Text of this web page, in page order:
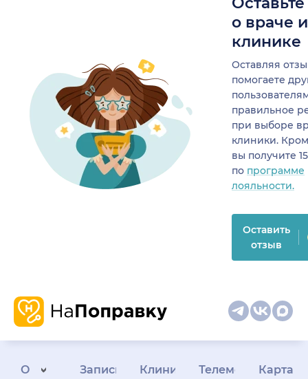
о враче
клинике
Оставляя
помогаете
правильное
при выборе
клиники.
вы получите
по программе
лояльности.
Оставить
отзыв
О
Запись
КлиникамТелемедицина
Карта